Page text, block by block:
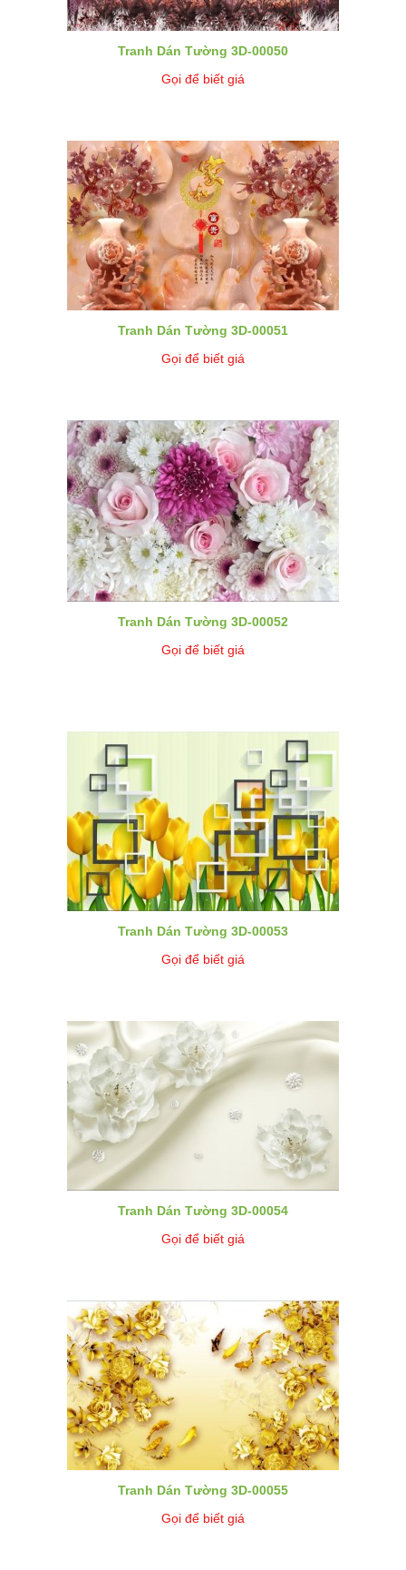
Tranh Dán Tường 3D-00050
Gọi để biết giá
Tranh Dán Tường 3D-00051
Gọi để biết giá
Tranh Dán Tường 3D-00052
Gọi để biết giá
Tranh Dán Tường 3D-00053
Gọi để biết giá
Tranh Dán Tường 3D-00054
Gọi để biết giá
Tranh Dán Tường 3D-00055
Gọi để biết giá